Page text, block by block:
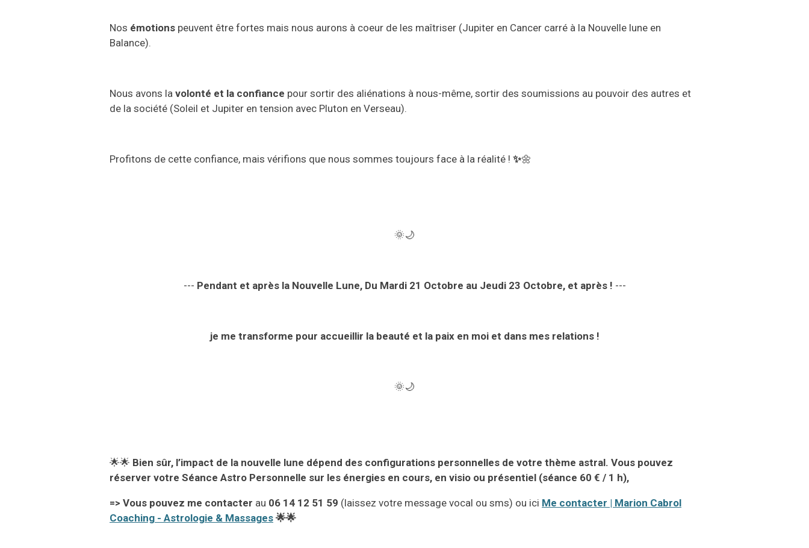
Nos émotions peuvent être fortes mais nous aurons à coeur de les maîtriser (Jupiter en Cancer carré à la Nouvelle lune en
Balance).
Nous avons la volonté et la confiance pour sortir des aliénations à nous-même, sortir des soumissions au pouvoir des autres et
de la société (Soleil et Jupiter en tension avec Pluton en Verseau).
Profitons de cette confiance, mais vérifions que nous sommes toujours face à la réalité ! ✨🌼
🌞🌙
--- Pendant et après la Nouvelle Lune, Du Mardi 21 Octobre au Jeudi23 Octobre, et après ! ---
je me transforme pour accueillir la beauté et la paix en moi et dans mes relations !
🌞🌙
🌟🌟 Bien sûr, l’impact de la nouvelle lune dépend des configurations personnelles de votre thème astral. Vous pouvez
réserver votre Séance Astro Personnelle sur les énergies en cours, en visio ou présentiel (séance 60 € / 1 h),
=> Vous pouvez me contacter au 06 14 12 51 59 (laissez votre message vocal ou sms) ou ici Me contacter | Marion Cabrol
Coaching - Astrologie & Massages 🌟🌟